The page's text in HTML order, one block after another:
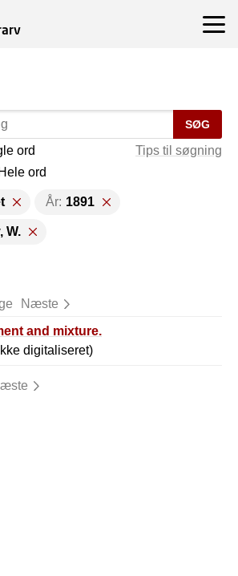
SØG
Tips til søgning
ord
Hele ord
År: 1891
W.
Næste
and mixture.
digitaliseret)